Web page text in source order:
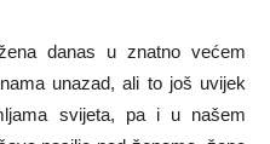
danas u znatno većem
unazad, ali to još uvijek
svijeta, pa i u našem